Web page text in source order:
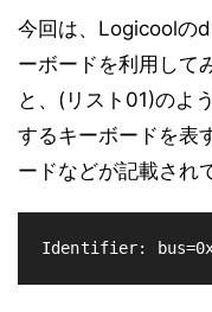
今回は、Logicoolの
ーボードを利用して
と、(リスト01)のよ
するキーボードを表
ードなどが記載され
Identifier: